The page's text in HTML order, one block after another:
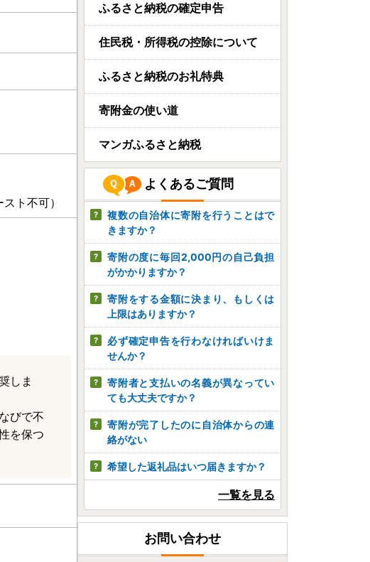
ト不可）
しま
びで不
を保つ
ふるさと納税の確定申告
住民税・所得税の控除について
ふるさと納税のお礼特典
寄附金の使い道
マンガふるさと納税
よくあるご質問
複数の自治体に寄附を行うことはで
きますか？
寄附の度に毎回2,000円の自己負担
がかかりますか？
寄附をする金額に決まり、もしくは
上限はありますか？
必ず確定申告を行わなければいけま
せんか？
寄附者と支払いの名義が異なってい
ても大丈夫ですか？
寄附が完了したのに自治体からの連
絡がない
希望した返礼品はいつ届きますか？
一覧を見る
お問い合わせ